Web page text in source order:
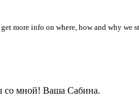
more info on where, how and why we
со мной! Ваша Сабина.